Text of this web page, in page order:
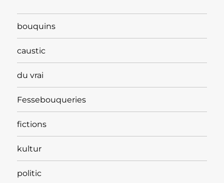
bouquins
caustic
du vrai
Fessebouqueries
fictions
kultur
politic